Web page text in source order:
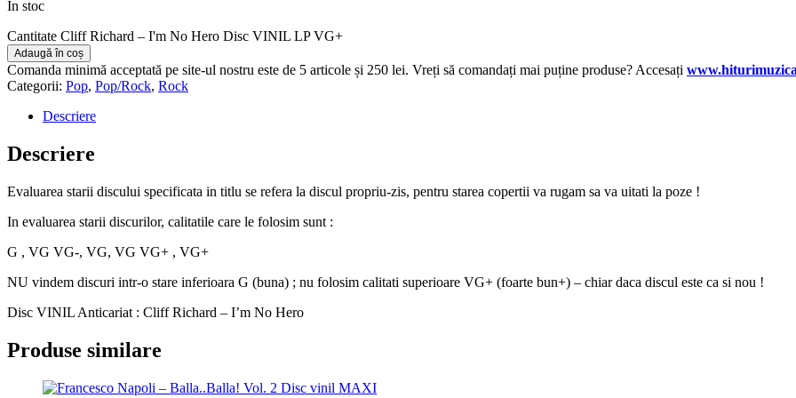
În stoc
Cantitate Cliff Richard – I'm No Hero Disc VINIL LP VG+
Adaugă în coș
Comanda minimă acceptată pe site-ul nostru este de 5 articole și 250 lei. Vreți să comandați mai puține produse? Accesați
Categorii: Pop, Pop/Rock, Rock
Descriere
Descriere
Evaluarea starii discului specificata in titlu se refera la discul propriu-zis, pentru starea copertii va rugam sa va uitati la poze !
In evaluarea starii discurilor, calitatile care le folosim sunt :
G , VG VG-, VG, VG VG+ , VG+
NU vindem discuri intr-o stare inferioara G (buna) ; nu folosim calitati superioare VG+ (foarte bun+) – chiar daca discul este ca si nou !
Disc VINIL Anticariat : Cliff Richard – I’m No Hero
Produse similare